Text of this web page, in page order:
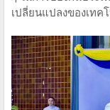
เปลี่ยนแปลงของเทค